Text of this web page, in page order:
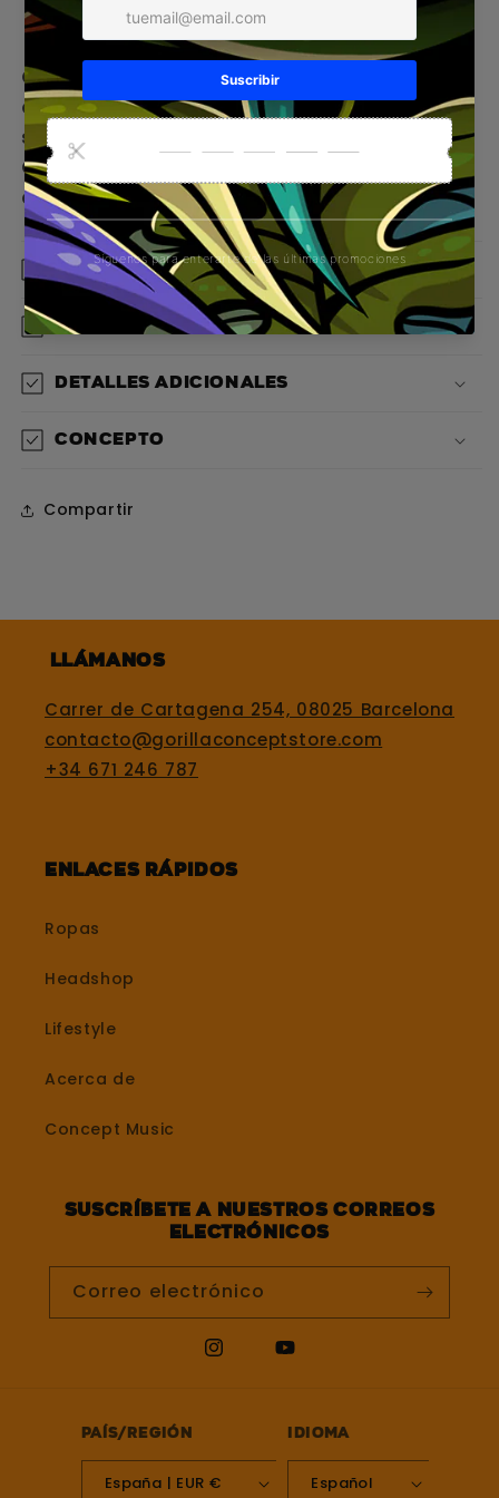
Ver información de la tienda
Colección Hollywood: Inspirada en el brillo, el
arte y la rebeldía de Los Ángeles, esta
sudadera te transporta al corazón creativo de
California, donde el estilo urbano se encuentra
con la actitud del Gorilla.
Material
Diseño
Detalles adicionales
Concepto
Compartir
Llámanos
Carrer de Cartagena 254, 08025 Barcelona
contacto@gorillaconceptstore.com
+34 671 246 787
Enlaces rápidos
Ropas
Headshop
Lifestyle
Acerca de
Concept Music
Suscríbete a nuestros correos
electrónicos
Correo electrónico
Instagram
País/región
España | EUR €
Idioma
Español